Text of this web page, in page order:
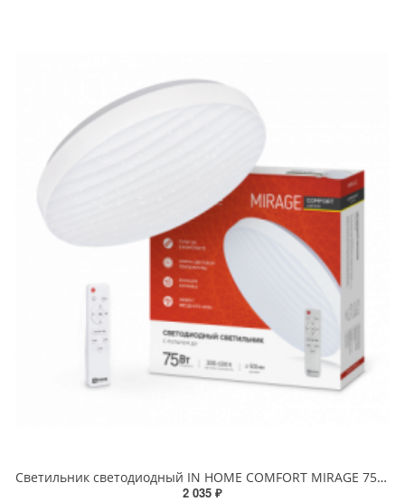
Светильник светодиодный IN HOME COMFORT MIRAGE 75Вт 230В 3000-6500K 6000Лм 500x105мм с пультом ДУ
2 035 ₽